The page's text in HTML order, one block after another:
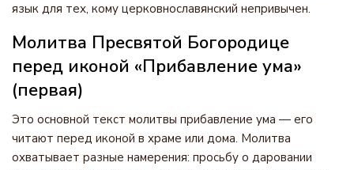
язык для тех, кому церковнославянский непривычен.
Молитва Пресвятой Богородице
перед иконой «Прибавление ума»
(первая)
Это основной текст молитвы прибавление ума — его
читают перед иконой в храме или дома. Молитва
охватывает разные намерения: просьбу о даровании